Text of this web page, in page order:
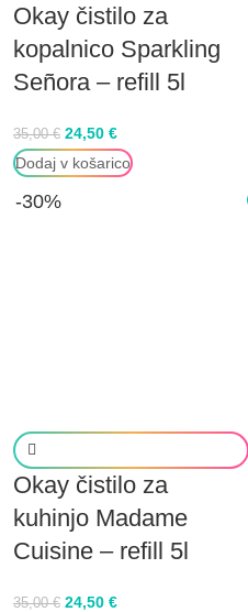
Okay čistilo za
kopalnico Sparkling
Señora – refill 5l
35,00€ 24,50 €
Dodaj v košarico
-30%
Okay čistilo za
kuhinjo Madame
Cuisine – refill 5l
35,00€ 24,50 €